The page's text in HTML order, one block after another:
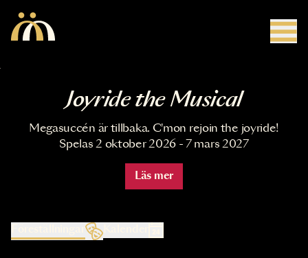
Joyride the Musical
Megasuccén är tillbaka. C'mon rejoin the joyride!
Spelas 2 oktober 2026 - 7 mars 2027
Läs mer
Kalender